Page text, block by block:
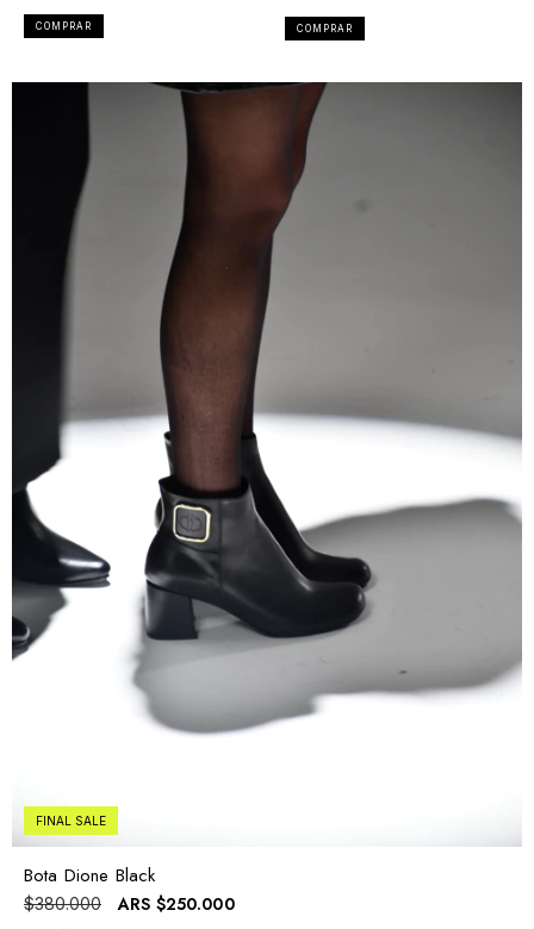
COMPRAR COMPRAR
FINAL SALE
Bota Dione Black
$380.000 ARS $250.000